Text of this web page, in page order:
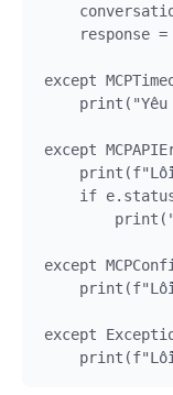
response =
except
print("Yêu
except
if
except
except